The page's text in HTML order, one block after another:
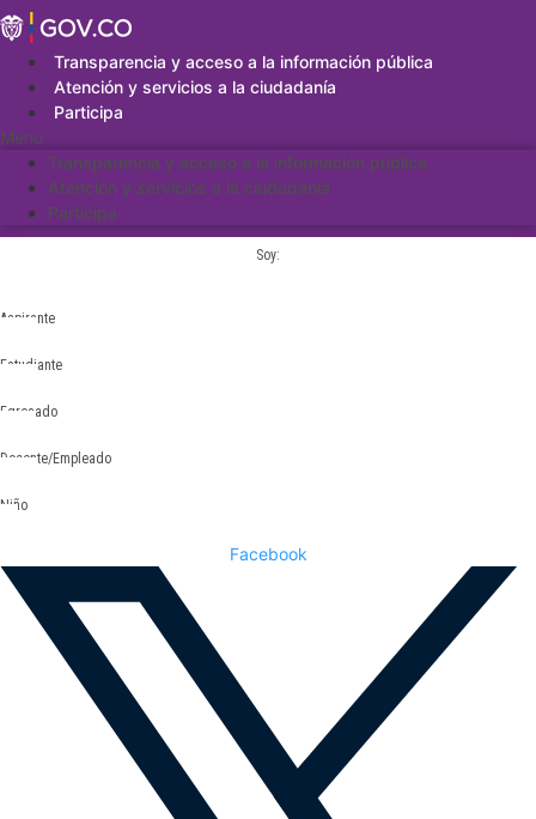
Saltar
al
contenidoTransparencia y acceso a la información pública
Atención y servicios a la ciudadanía
Participa
Menu
Transparencia y acceso a la información pública
Atención y servicios a la ciudadanía
Participa
Soy:
Aspirante
Estudiante
Egresado
Docente/Empleado
Niño
Facebook